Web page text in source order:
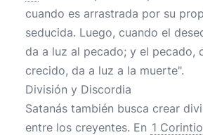
cuando es arrastrada por su
seducida. Luego, cuando el
da a luz al pecado; y el pecado,
crecido, da a luz a la muerte".
División y Discordia
Satanás también busca crear
entre los creyentes. En 1